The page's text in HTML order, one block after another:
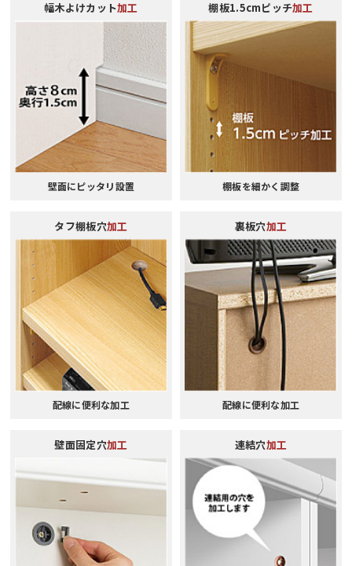
幅木よけカット加工
壁面にピッタリ設置
棚板1.5cmピッチ加工
棚板を細かく調整
タフ棚板穴加工
配線に便利な加工
裏板穴加工
配線に便利な加工
壁面固定穴加工 連結穴加工